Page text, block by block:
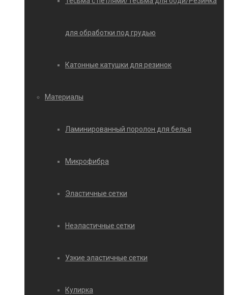
для обработки под грудью
Катонные катушки для резинок
Материалы
Ламинированный поролон для белья
Микрофибра
Эластичные сетки
Неэластичные сетки
Узкие эластичные сетки
Кулирка